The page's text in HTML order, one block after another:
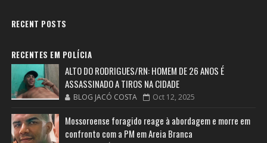
RECENT POSTS
RECENTES EM POLÍCIA
ALTO DO RODRIGUES/RN: HOMEM DE 26 ANOS É
ASSASSINADO A TIROS NA CIDADE
BLOG JACÓ COSTA Oct 12, 2025
Mossoroense foragido reage à abordagem e morre em
confronto com a PM em Areia Branca